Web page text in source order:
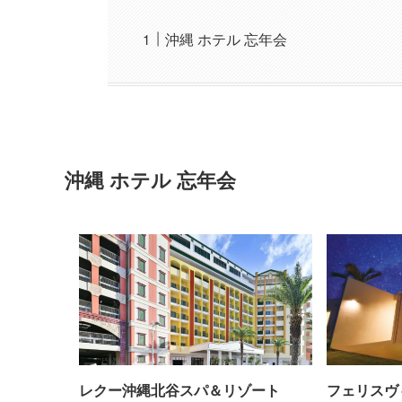
沖縄 ホテル 忘年会
沖縄 ホテル 忘年会
レクー沖縄北谷スパ＆リゾート フェリス